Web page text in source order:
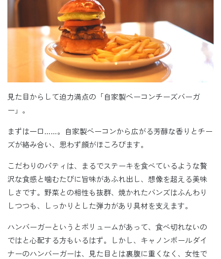
見た目からして迫力満点の「自家製ベーコンチーズバーガ
ー」。
まずは一口……。自家製ベーコンから広がる芳醇な香りとチー
ズが絡み合い、思わず顔がほころびます。
こだわりのパティは、まるでステーキを食べているような贅
沢な食感と噛むたびに旨味があふれ出し、想像を超える美味
しさです。野菜との相性も抜群、焼かれたバンズはふんわり
しつつも、しっかりとした弾力があり具材を支えます。
ハンバーガーというとボリュームがあって、食べ切れないの
ではと心配する方もいるはず。しかし、キャノンボールダイ
ナーのハンバーガーは、見た目とは裏腹に重くなく、女性で